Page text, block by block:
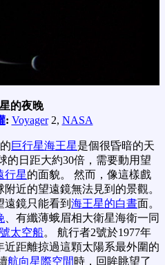
的夜晚
: Voyager2, NASA
巨行星海王星是個很昏暗的天
的日距大約30倍，需要動用望
行星的面貌。 然而，像這樣戲
近的望遠鏡無法見到的景觀。
鏡只能看到 海王星的白晝面。
、有纖薄蛾眉相大衛星海衛一同
太空船。 航行者2號於1977年
近距離掠過這顆太陽系最外圍的
航向星際空間時，回眸眺望了